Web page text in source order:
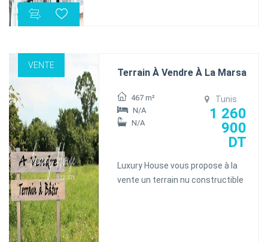
L'immeuble se compose comme suit:
_Rez_de.chaussée :587,22m²
_Deuxiéme étage :448,22m²
*Total surface 3040m2
VENTE
Terrain À Vendre À La Marsa
467 m²
N/A
N/A
Tunis
1 260
900
DT
Luxury House vous propose à la
vente un terrain nu constructible